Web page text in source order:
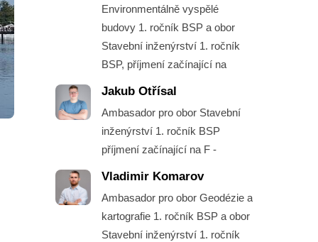
Environmentálně vyspělé
budovy 1. ročník BSP a obor
Stavební inženýrství 1. ročník
BSP, příjmení začínající na
Jakub Otřísal
Ambasador pro obor Stavební
inženýrství 1. ročník BSP
příjmení začínající na F -
Vladimir Komarov
Ambasador pro obor Geodézie a
kartografie 1. ročník BSP a obor
Stavební inženýrství 1. ročník